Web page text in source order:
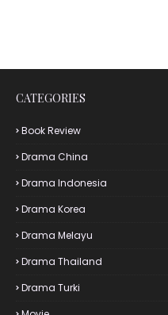
CATEGORIES
Book Review
Drama China
Drama Indonesia
Drama Korea
Drama Melayu
Drama Thailand
Drama Turki